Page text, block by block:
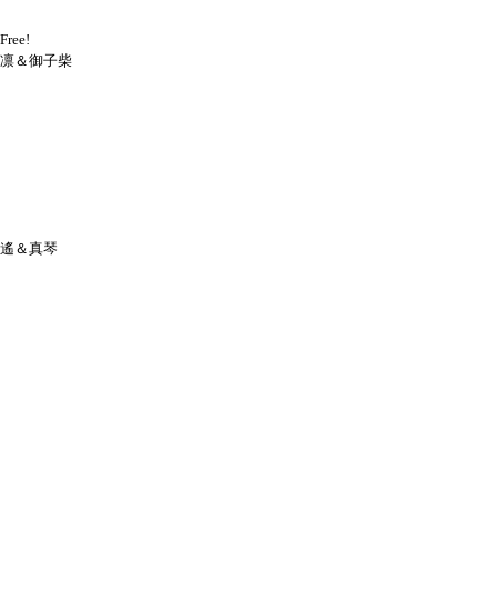
Free!
凛＆御子柴
遙＆真琴